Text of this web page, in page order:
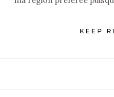
KEEP